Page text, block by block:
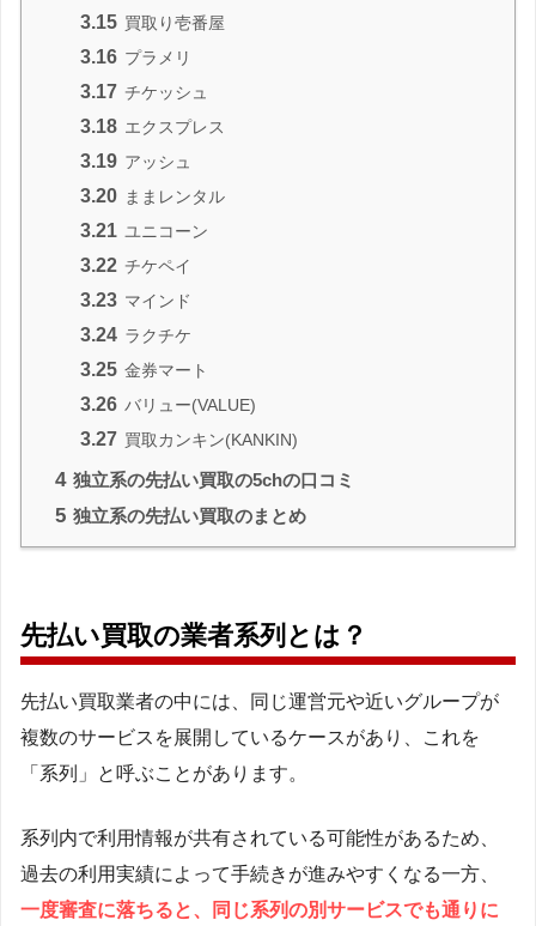
3.15 買取り壱番屋
3.16 プラメリ
3.17 チケッシュ
3.18 エクスプレス
3.19 アッシュ
3.20 ままレンタル
3.21 ユニコーン
3.22 チケペイ
3.23 マインド
3.24 ラクチケ
3.25 金券マート
3.26 バリュー(VALUE)
3.27 買取カンキン(KANKIN)
4 独立系の先払い買取の5chの口コミ
5 独立系の先払い買取のまとめ
先払い買取の業者系列とは？
先払い買取業者の中には、同じ運営元や近いグループが
複数のサービスを展開しているケースがあり、これを
「系列」と呼ぶことがあります。
系列内で利用情報が共有されている可能性があるため、
過去の利用実績によって手続きが進みやすくなる一方、
一度審査に落ちると、同じ系列の別サービスでも通りに